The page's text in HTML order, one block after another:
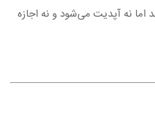
نه آپدیت می‌شود و نه اجازه